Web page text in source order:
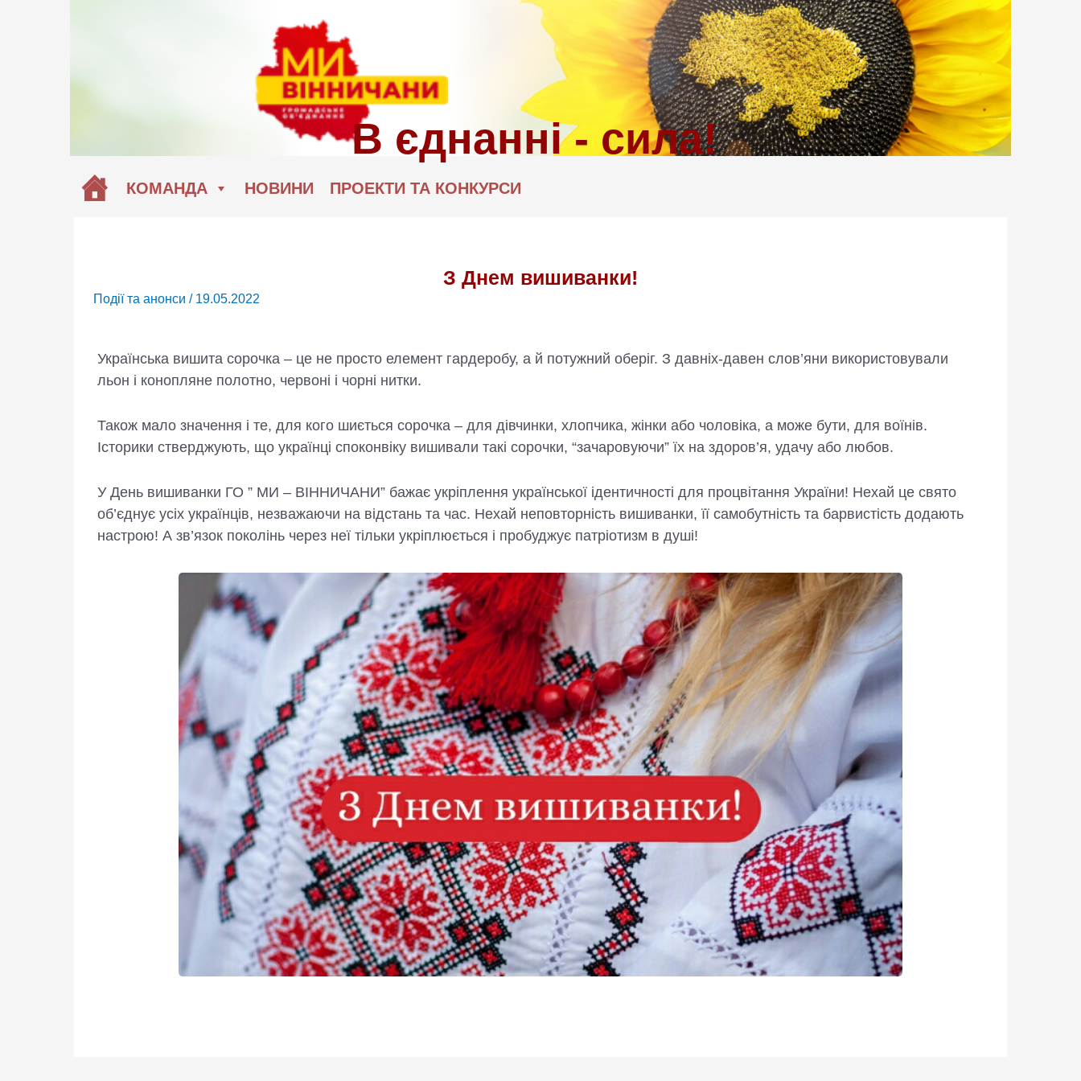
КОМАНДА НОВИНИ ПРОЕКТИ ТА КОНКУРСИ
З Днем вишиванки!
Події та анонси / 19.05.2022
Українська вишита сорочка – це не просто елемент гардеробу, а й потужний оберіг. З давніх-давен слов’яни використовували
льон і конопляне полотно, червоні і чорні нитки.
Також мало значення і те, для кого шиється сорочка – для дівчинки, хлопчика, жінки або чоловіка, а може бути, для воїнів.
Історики стверджують, що українці споконвіку вишивали такі сорочки, “зачаровуючи” їх на здоров’я, удачу або любов.
У День вишиванки ГО ” МИ – ВІННИЧАНИ” бажає укріплення української ідентичності для процвітання України! Нехай це свято
об’єднує усіх українців, незважаючи на відстань та час. Нехай неповторність вишиванки, її самобутність та барвистість додають
настрою! А зв’язок поколінь через неї тільки укріплюється і пробуджує патріотизм в душі!